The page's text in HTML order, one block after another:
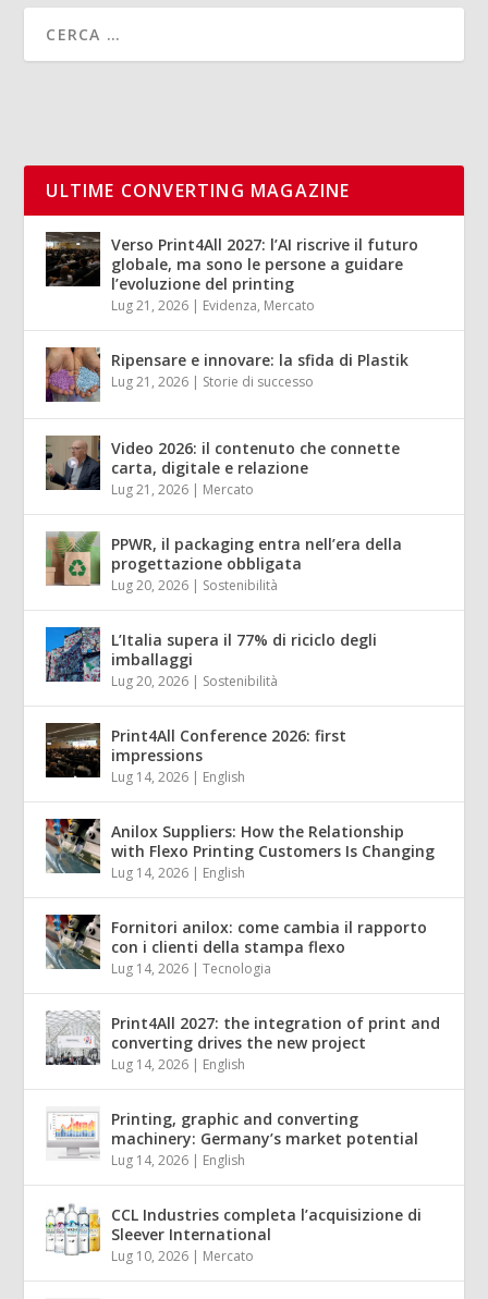
ULTIME CONVERTING MAGAZINE
Verso Print4All 2027: l’AI riscrive il futuro
globale, ma sono le persone a guidare
l’evoluzione del printing
Lug 21, 2026 | Evidenza, Mercato
Ripensare e innovare: la sfida di Plastik
Lug 21, 2026 | Storie di successo
Video 2026: il contenuto che connette
carta, digitale e relazione
Lug 21, 2026 | Mercato
PPWR, il packaging entra nell’era della
progettazione obbligata
Lug 20, 2026 | Sostenibilità
L’Italia supera il 77% di riciclo degli
imballaggi
Lug 20, 2026 | Sostenibilità
Print4All Conference 2026: first
impressions
Lug 14, 2026 | English
Anilox Suppliers: How the Relationship
with Flexo Printing Customers Is Changing
Lug 14, 2026 | English
Fornitori anilox: come cambia il rapporto
con i clienti della stampa flexo
Lug 14, 2026 |Tecnologia
Print4All 2027: the integration of print and
converting drives the new project
Lug 14, 2026 | English
Printing, graphic and converting
machinery: Germany’s market potential
Lug 14, 2026 | English
CCL Industries completa l’acquisizione di
Sleever International
Lug 10, 2026 | Mercato